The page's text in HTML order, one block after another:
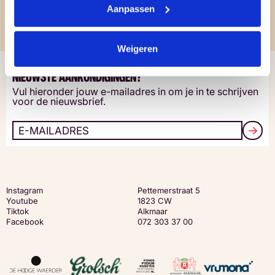
Aanpassen
Weigeren
ALS EERSTE OP DE HOOGTE BLIJVEN VAN DE
NIEUWSTE AANKONDIGINGEN?
Vul hieronder jouw e-mailadres in om je in te schrijven
voor de nieuwsbrief.
Instagram
Youtube
Tiktok
Facebook
Pettemerstraat 5
1823 CW
Alkmaar
072 303 37 00